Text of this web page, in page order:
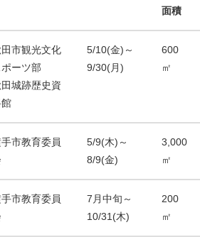
面積
市観光文化
ポーツ部
城跡歴史資
5/10(金)～
9/30(月)
600
㎡
市教育委員
5/9(木)～
8/9(金)
3,000
㎡
市教育委員
7月中旬～
10/31(木)
200
㎡